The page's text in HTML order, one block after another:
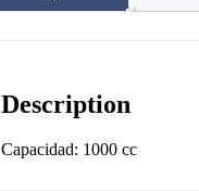
Description
Capacidad: 1000 cc